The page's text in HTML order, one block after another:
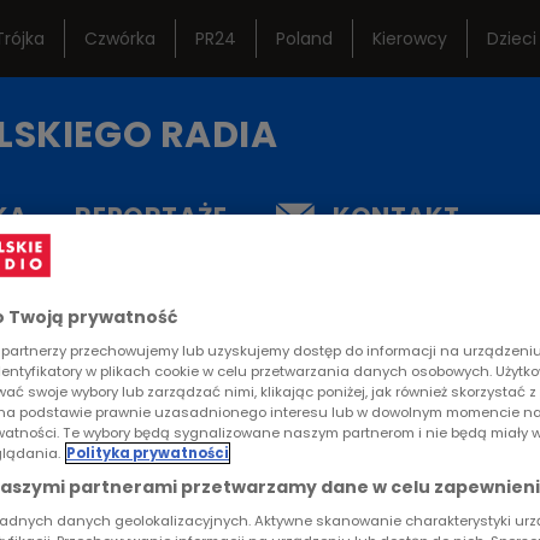
Czwórka PR24 Poland Kierowcy Dzieci
Polskiego Radia
RADIA
REPORTAŻE KONTAKT
z ośrodka wychowawczego, odnalazły coś
pewnym czasie pojawiło się coś więcej, poczucie
Twoją prywatność
partnerzy przechowujemy lub uzyskujemy dostęp do informacji na
w plikach cookie w celu przetwarzania danych osobowych.
swoje wybory lub zarządzać nimi, klikając poniżej, jak również skorzystać
podstawie prawnie uzasadnionego interesu lub w dowolnym momencie
Te wybory będą sygnalizowane naszym partnerom i nie będą miały
Polityka prywatności
partnerami przetwarzamy dane w celu
danych geolokalizacyjnych. Aktywne skanowanie charakterystyki